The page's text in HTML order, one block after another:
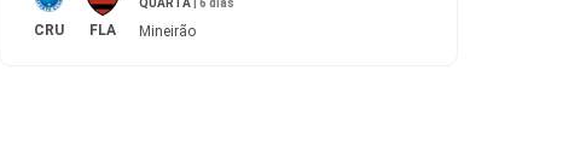
CRU FLA
QUARTA 6 dias
Mineirão